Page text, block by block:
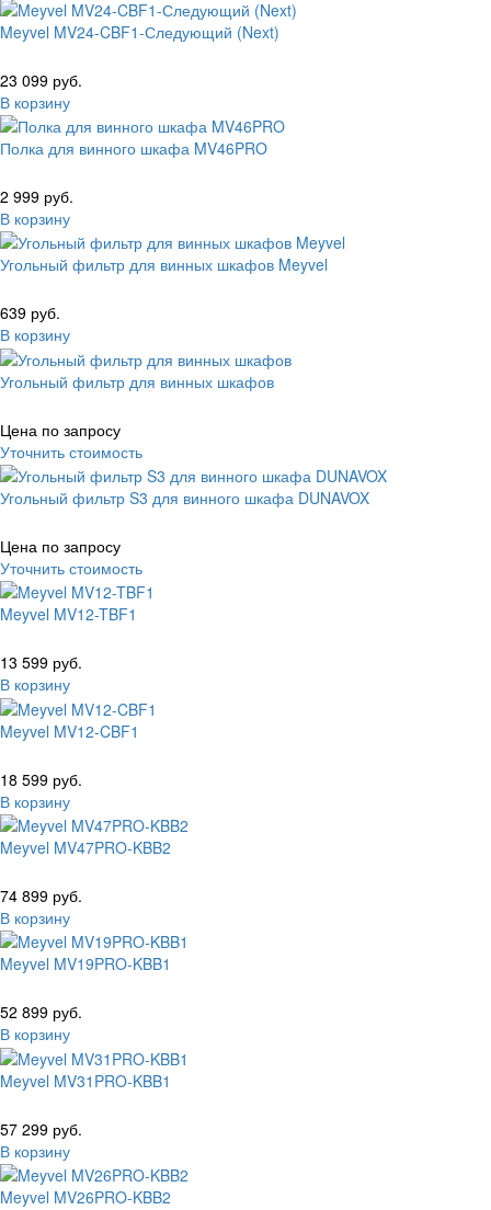
Meyvel MV24-CBF1-Следующий (Next)
23 099 руб.
В корзину
Полка для винного шкафа MV46PRO
2 999 руб.
В корзину
Угольный фильтр для винных шкафов Meyvel
639 руб.
В корзину
Угольный фильтр для винных шкафов
Цена по запросу
Уточнить стоимость
Угольный фильтр S3 для винного шкафа DUNAVOX
Цена по запросу
Уточнить стоимость
Meyvel MV12-TBF1
13 599 руб.
В корзину
Meyvel MV12-CBF1
18 599 руб.
В корзину
Meyvel MV47PRO-KBB2
74 899 руб.
В корзину
Meyvel MV19PRO-KBB1
52 899 руб.
В корзину
Meyvel MV31PRO-KBB1
57 299 руб.
В корзину
Meyvel MV26PRO-KBB2